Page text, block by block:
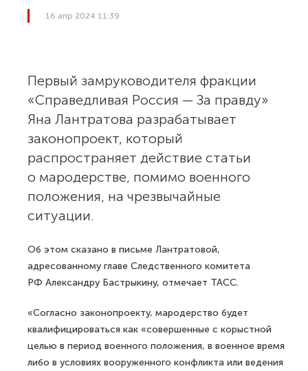
16 апр 2024 11:39
Первый замруководителя фракции
«Справедливая Россия — За правду»
Яна Лантратова разрабатывает
законопроект, который
распространяет действие статьи
о мародерстве, помимо военного
положения, на чрезвычайные
ситуации.
Об этом сказано в письме Лантратовой,
адресованному главе Следственного комитета
РФ Александру Бастрыкину, отмечает ТАСС.
«Согласно законопроекту, мародерство будет
квалифицироваться как «совершенные с корыстной
целью в период военного положения, в военное время
либо в условиях вооруженного конфликта или ведения